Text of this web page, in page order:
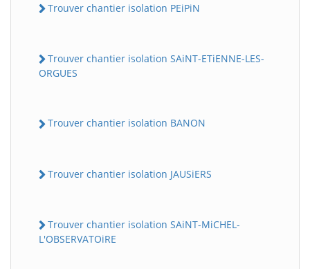
Trouver chantier isolation PEiPiN
Trouver chantier isolation SAiNT-ETiENNE-LES-
ORGUES
Trouver chantier isolation BANON
Trouver chantier isolation JAUSiERS
Trouver chantier isolation SAiNT-MiCHEL-
L'OBSERVATOiRE